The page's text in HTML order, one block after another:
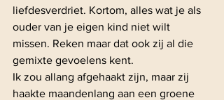
liefdesverdriet. Kortom, alles wat je als
ouder van je eigen kind niet wilt
missen. Reken maar dat ook zij al die
gemixte gevoelens kent.
Ik zou allang afgehaakt zijn, maar zij
haakte maandenlang aan een groene